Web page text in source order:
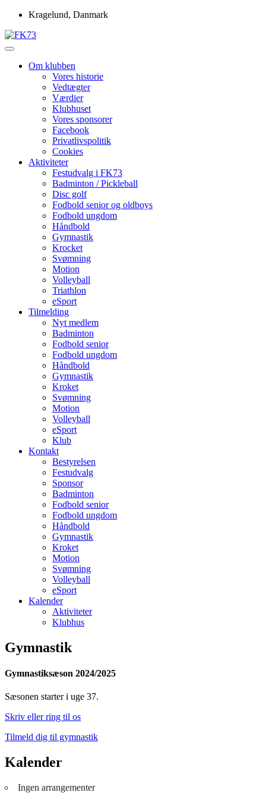
Skip
content
Kragelund, Danmark
FK73
Om klubben
Vores historie
Vedtægter
Værdier
Klubhuset
Vores sponsorer
Facebook
Privatlivspolitik
Cookies
Aktiviteter
Festudvalg i FK73
Badminton / Pickleball
Disc golf
Fodbold senior og oldboys
Fodbold ungdom
Håndbold
Gymnastik
Krocket
Svømning
Motion
Volleyball
Triathlon
eSport
Tilmelding
Nyt medlem
Badminton
Fodbold senior
Fodbold ungdom
Håndbold
Gymnastik
Kroket
Svømning
Motion
Volleyball
eSport
Klub
Kontakt
Bestyrelsen
Festudvalg
Sponsor
Badminton
Fodbold senior
Fodbold ungdom
Håndbold
Gymnastik
Kroket
Motion
Svømning
Volleyball
eSport
Kalender
Aktiviteter
Klubhus
Gymnastik
Gymnastiksæson 2024/2025
Sæsonen starter i uge 37.
Skriv eller ring til os
Tilmeld dig til gymnastik
Kalender
Ingen arrangementer